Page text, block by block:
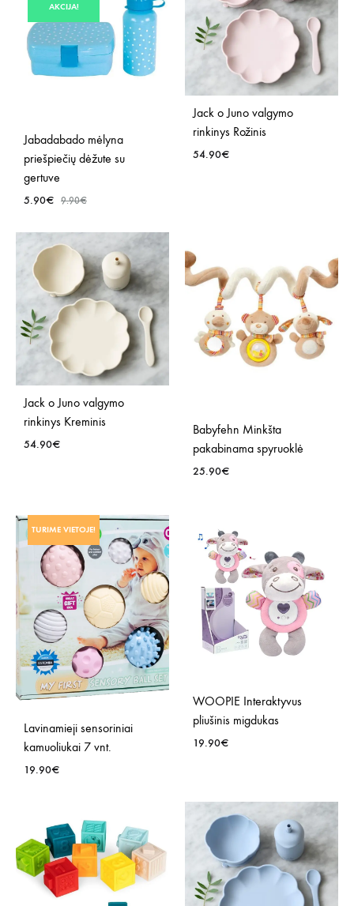
SĄRAŠĄ
AKCIJA!
Jabadabado mėlyna
priešpiečių dėžute su
gertuve
5.90€ 9.90€
NORŲ
Jack o Juno valgymo
rinkinys Rožinis
54.90€
Jack o Juno valgymo
rinkinys Kreminis
54.90€
NORŲ
SĄRAŠĄ
Babyfehn Minkšta
pakabinama spyruoklė
25.90€
TURIME VIETOJE!
Lavinamieji sensoriniai
kamuoliukai 7 vnt.
19.90€
NORŲ
SĄRAŠĄ
WOOPIE Interaktyvus
pliušinis migdukas
19.90€
Į